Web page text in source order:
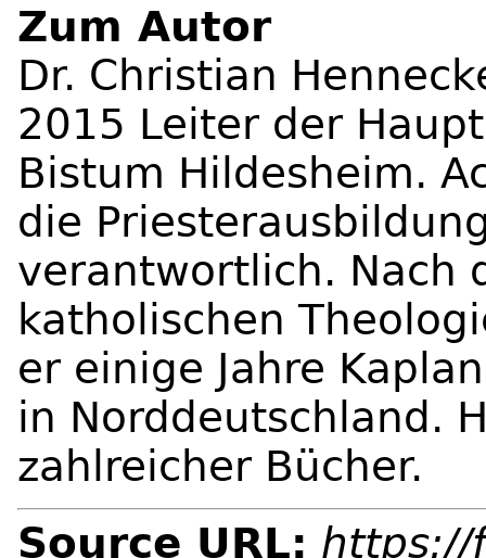
Zum Autor
Dr. Christian
2015 Leiter der
Bistum Hildesheim.
die
verantwortlich. Nach
katholischen
er einige Jahre
in Norddeutschland.
zahlreicher Bücher.
Source URL: https://